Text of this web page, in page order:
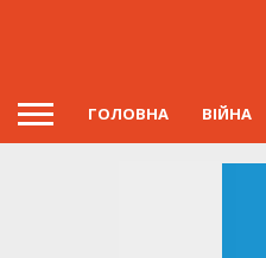
ГОЛОВНА ВІЙНА